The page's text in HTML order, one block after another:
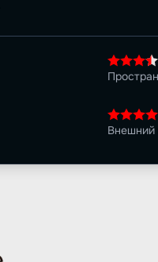
Внешний